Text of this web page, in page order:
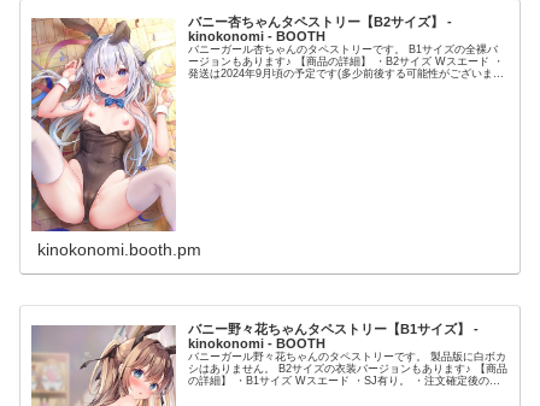
バニー杏ちゃんタペストリー【B2サイズ】 -
kinokonomi - BOOTH
バニーガール杏ちゃんのタペストリーです。 B1サイズの全裸バ
ージョンもあります♪ 【商品の詳細】 ・B2サイズ Wスエード ・
発送は2024年9月頃の予定です(多少前後する可能性がございます)
kinokonomi.booth.pm
バニー野々花ちゃんタペストリー【B1サイズ】 -
kinokonomi - BOOTH
バニーガール野々花ちゃんのタペストリーです。 製品版に白ボカ
シはありません。 B2サイズの衣装バージョンもあります♪ 【商品
の詳細】 ・B1サイズ Wスエード ・SJ有り。 ・注文確定後のキ